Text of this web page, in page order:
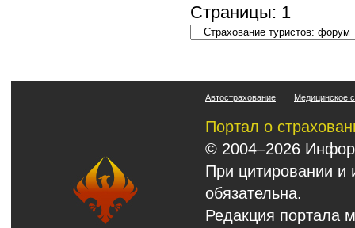
Страницы: 1
Автострахование Медицинское
Портал о
© 2004–2026
При цитировании и
обязательна.
Редакция портала